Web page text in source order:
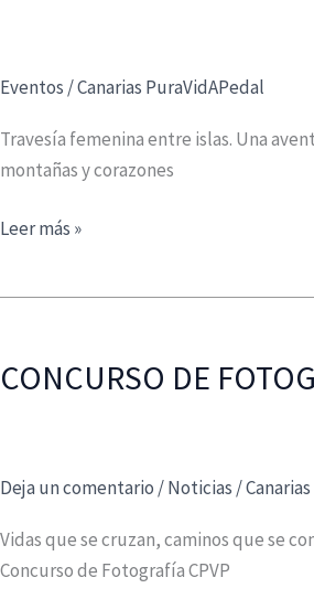
Eventos/Canarias PuraVidAPedal
Travesía femenina entre islas. Una
montañas y corazones
AGAMA
entre
Leer más »
CONCURSO DE
Deja un comentario/Noticias/
Vidas que se cruzan, caminos que se
Concurso de Fotografía CPVP